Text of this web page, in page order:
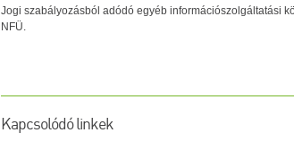
Jogi szabályozásból adódó egyéb információszolgáltatási
NFÜ.
Kapcsolódó linkek